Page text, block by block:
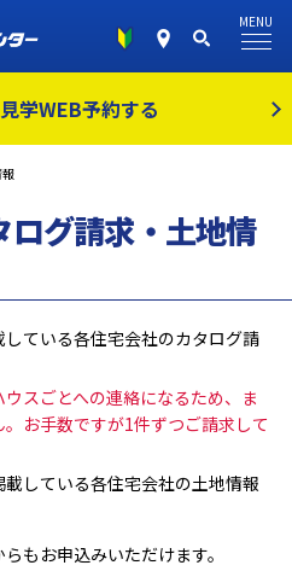
学WEB予約する
MENU
ログ請求・土地情
している各住宅会社のカタログ請
ウスごとへの連絡になるため、ま
お手数ですが1件ずつご請求して
載している各住宅会社の土地情報
もお申込みいただけます。